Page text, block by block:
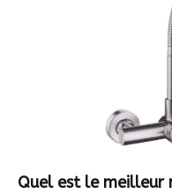
Quel est le meilleur